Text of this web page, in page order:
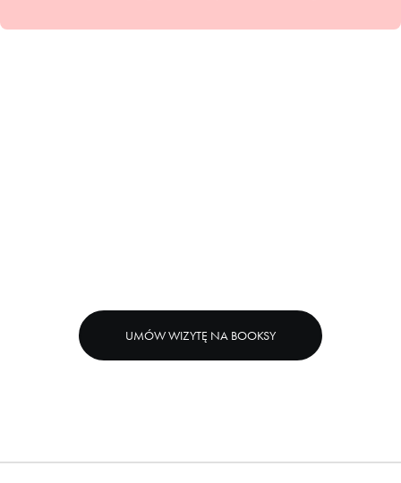
UMÓW WIZYTĘ NA BOOKSY